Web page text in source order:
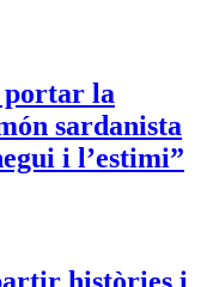
portar la
sardanista
i l’estimi”